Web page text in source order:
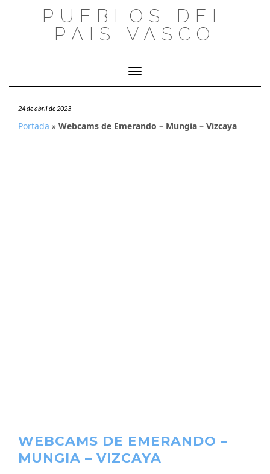
PUEBLOS DEL
PAIS VASCO
Cambiar modo de navegación
24 de abril de 2023
Portada » Webcams de Emerando – Mungia – Vizcaya
WEBCAMS DE EMERANDO –
MUNGIA – VIZCAYA